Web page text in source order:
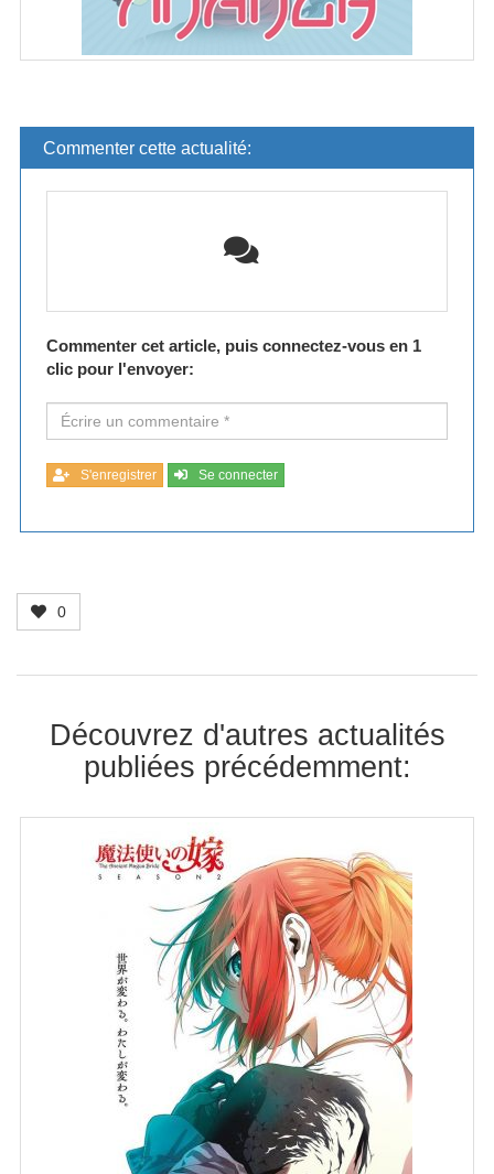
Commenter cette actualité:
Commenter cet article, puis connectez-vous en 1
clic pour l'envoyer:
S'enregistrer Se connecter
0
Découvrez d'autres actualités
publiées précédemment: